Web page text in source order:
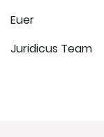
Euer
Juridicus Team